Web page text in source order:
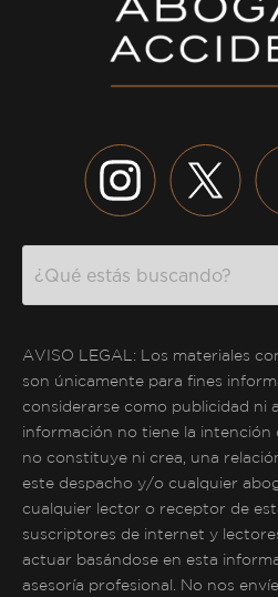
AVISO LEGAL: Los materiales
son únicamente para fines
considerarse como publicidad ni
información no tiene la intención
no constituye ni crea, una
este despacho y/o cualquier
cualquier lector o receptor de
suscriptores de internet y
actuar basándose en esta
asesoría profesional. No nos